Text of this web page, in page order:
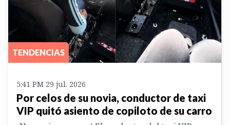
TENDENCIAS
5:41 PM 29 jul. 2026
Por celos de su novia, conductor de taxi
VIP quitó asiento de copiloto de su carro